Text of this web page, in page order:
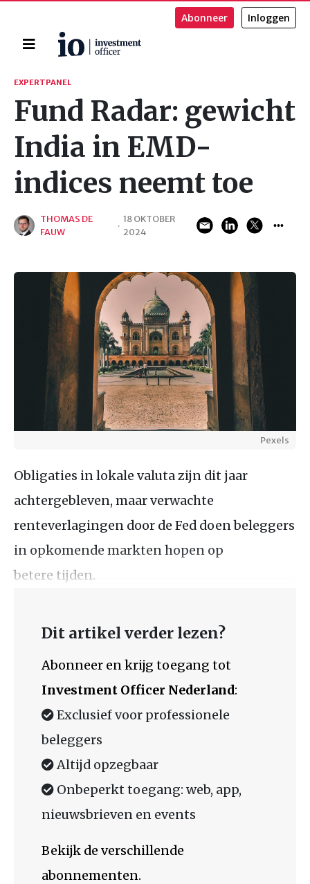
Home
Abonneer Inloggen
Zoeken
EXPERTPANEL
Fund Radar: gewicht
India in EMD-
indices neemt toe
THOMAS DE
FAUW
·
18 OKTOBER
2024
Pexels
Obligaties in lokale valuta zijn dit jaar
achtergebleven, maar verwachte
renteverlagingen door de Fed doen beleggers
in opkomende markten hopen op
betere tijden.
Dit artikel verder lezen?
Abonneer en krijg toegang tot
Investment Officer Nederland:
Exclusief voor professionele
beleggers
Altijd opzegbaar
Onbeperkt toegang: web, app,
nieuwsbrieven en events
Bekijk de verschillende
abonnementen.